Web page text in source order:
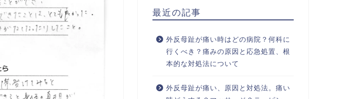
最近の記事
外反母趾が痛い時はどの病院？何科に
行くべき？痛みの原因と応急処置、根
本的な対処法について
外反母趾が痛い、原因と対処法。痛い